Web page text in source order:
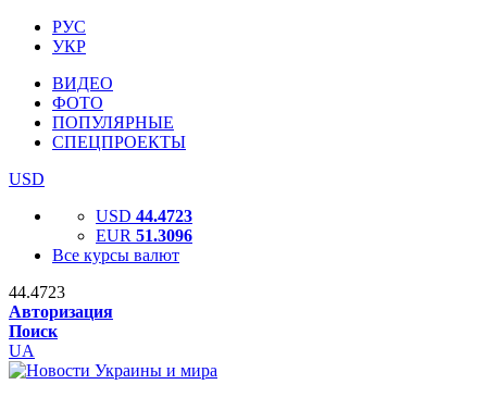
РУС
УКР
ВИДЕО
ФОТО
ПОПУЛЯРНЫЕ
СПЕЦПРОЕКТЫ
USD
USD 44.4723
EUR 51.3096
Все курсы валют
44.4723
Авторизация
Поиск
UA